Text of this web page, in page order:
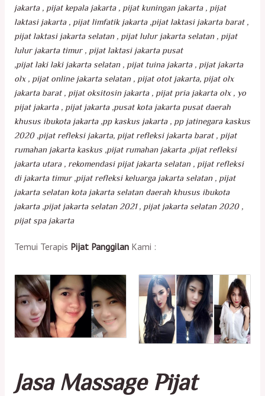
jakarta , pijat kepala jakarta , pijat kuningan jakarta , pijat
laktasi jakarta , pijat limfatik jakarta ,pijat laktasi jakarta barat ,
pijat laktasi jakarta selatan , pijat lulur jakarta selatan , pijat
lulur jakarta timur , pijat laktasi jakarta pusat
,pijat laki laki jakarta selatan , pijat tuina jakarta , pijat jakarta
olx , pijat online jakarta selatan , pijat otot jakarta, pijat olx
jakarta barat , pijat oksitosin jakarta , pijat pria jakarta olx , yo
pijat jakarta , pijat jakarta ,pusat kota jakarta pusat daerah
khusus ibukota jakarta ,pp kaskus jakarta , pp jatinegara kaskus
2020 ,pijat refleksi jakarta, pijat refleksi jakarta barat , pijat
rumahan jakarta kaskus ,pijat rumahan jakarta ,pijat refleksi
jakarta utara , rekomendasi pijat jakarta selatan , pijat refleksi
di jakarta timur ,pijat refleksi keluarga jakarta selatan , pijat
jakarta selatan kota jakarta selatan daerah khusus ibukota
jakarta ,pijat jakarta selatan 2021 , pijat jakarta selatan 2020 ,
pijat spa jakarta
Temui Terapis Pijat PanggilanKami :
Jasa Massage Pijat